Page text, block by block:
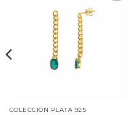
COLECCIÓN PLATA 925